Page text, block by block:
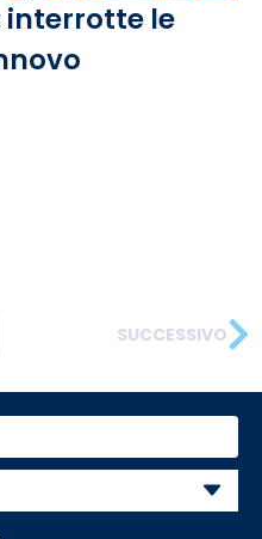
interrotte le
SUCCESSIVO